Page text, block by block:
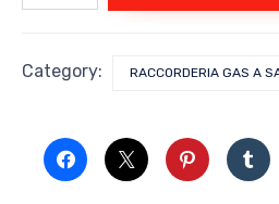
SALDARE
Category: RACCORDERIA GAS A